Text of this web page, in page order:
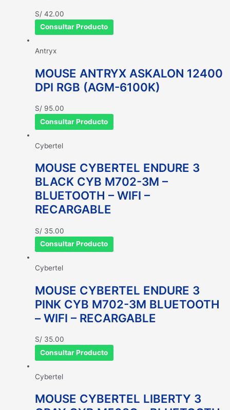
S/ 42.00
Consultar Producto
Antryx
MOUSE ANTRYX ASKALON 12400
DPI RGB (AGM-6100K)
S/ 95.00
Consultar Producto
Cybertel
MOUSE CYBERTEL ENDURE 3
BLACK CYB M702-3M –
BLUETOOTH – WIFI –
RECARGABLE
S/ 35.00
Consultar Producto
Cybertel
MOUSE CYBERTEL ENDURE 3
PINK CYB M702-3M BLUETOOTH
– WIFI – RECARGABLE
S/ 35.00
Consultar Producto
Cybertel
MOUSE CYBERTEL LIBERTY 3